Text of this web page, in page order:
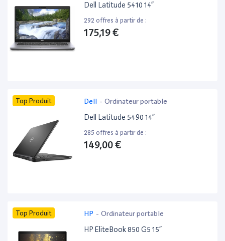
Dell Latitude 5410 14”
292 offres à partir de :
175,19 €
Top Produit Dell - Ordinateur portable
Dell Latitude 5490 14”
285 offres à partir de :
149,00 €
Top Produit HP - Ordinateur portable
HP EliteBook 850 G5 15”